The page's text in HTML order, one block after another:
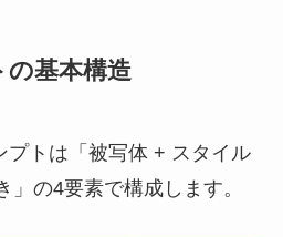
基本構造
プトは「被写体 + スタイル
の4要素で構成します。